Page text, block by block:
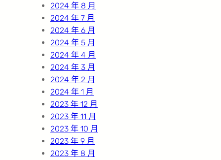
2024 年 8 月
2024 年 7 月
2024 年 6 月
2024 年 5 月
2024 年 4 月
2024 年 3 月
2024 年 2 月
2024 年 1 月
2023 年 12 月
2023 年 11 月
2023 年 10 月
2023 年 9 月
2023 年 8 月